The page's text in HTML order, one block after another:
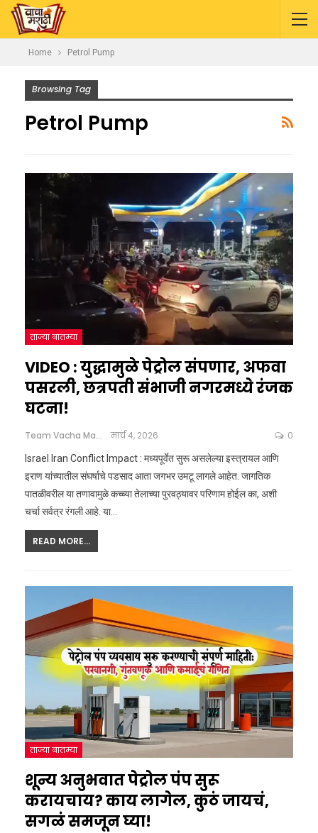
Home Petrol Pump
Browsing Tag
Petrol Pump
ताज्या बातम्या
VIDEO : युद्धामुळे पेट्रोल संपणार, अफवा
पसरली, छत्रपती संभाजी नगरमध्ये रंजक
घटना!
Team Vacha Marathi मार्च 4, 2026 0
Israel Iran Conflict Impact : मध्यपूर्वेत सुरू असलेल्या इस्त्रायल आणि
इराण यांच्यातील संघर्षाचे पडसाद आता जगभर उमटू लागले आहेत. जागतिक
पातळीवरील या तणावामुळे कच्च्या तेलाच्या पुरवठ्यावर परिणाम होईल का, अशी
चर्चा सर्वत्र रंगली आहे. या…
READ MORE...
ताज्या बातम्या
शून्य अनुभवात पेट्रोल पंप सुरू
करायचाय? काय लागेल, कुठं जायचं,
सगळं समजून घ्या!